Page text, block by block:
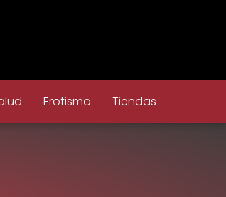
Erotismo Tiendas